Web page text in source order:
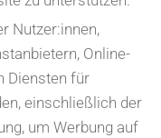
Nutzer:innen,
Online-
Diensten für
einschließlich der
um Werbung auf